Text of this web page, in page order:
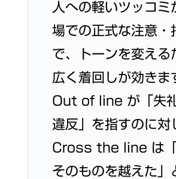
人への軽いツッコミ
場での正式な注意・
で、トーンを変える
広く着回しが効きま
Out of line が「失
違反」を指すのに対
Cross the line は「
そのものを越えた」